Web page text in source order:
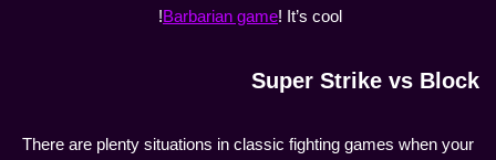
Barbarian game! It’s cool!
Super Strike vs Block
There are plenty situations in classic fighting games when your